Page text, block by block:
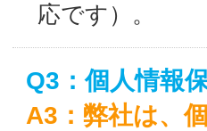
応です）。
Q3：個人情報
A3：弊社は、